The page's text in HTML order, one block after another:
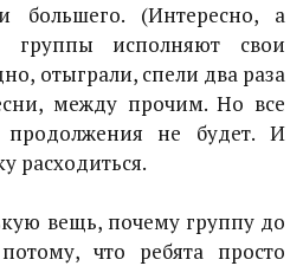
большего. (Интересно, а
группы исполняют свои
отыграли, спели два раза
между прочим. Но все
не будет. И
расходиться.
вещь, почему группу до
что ребята просто